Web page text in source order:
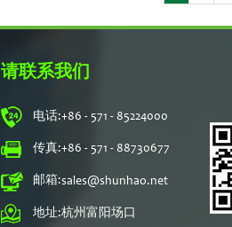
请联系我们
电话:+86 - 571 - 85224000
传真:+86 - 571 - 88730677
邮箱:sales@shunhao.net
地址:杭州富阳场口